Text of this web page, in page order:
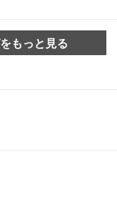
もっと見る